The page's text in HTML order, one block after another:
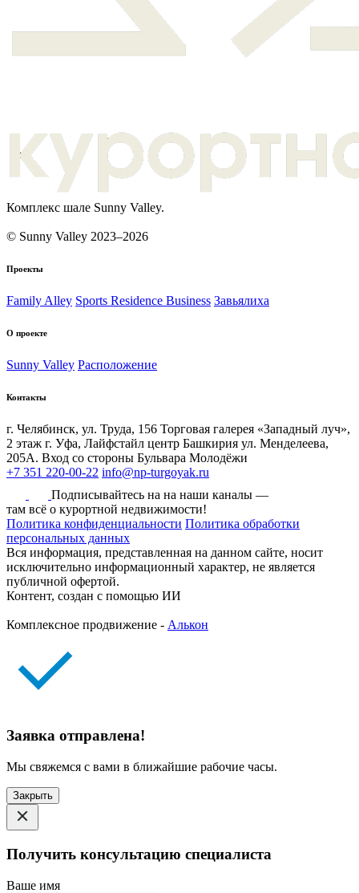
Комплекс шале Sunny Valley.
© Sunny Valley 2023–2026
Проекты
Family Alley Sports Residence Business Завьялиха
О проекте
Sunny Valley Расположение
Контакты
г. Челябинск, ул. Труда, 156 Торговая галерея «Западный луч»,
2 этаж г. Уфа, Лайфстайл центр Башкирия ул. Менделеева,
205А. Вход со стороны Бульвара Молодёжи
+7 351 220-00-22 info@np-turgoyak.ru
Подписывайтесь на на наши каналы —
там всё о курортной недвижимости!
Политика конфиденциальности Политика обработки
персональных данных
Вся информация, представленная на данном сайте, носит
исключительно информационный характер, не является
публичной офертой.
Контент, создан с помощью ИИ
Комплексное продвижение - Алькон
Заявка отправлена!
Мы свяжемся с вами в ближайшие рабочие часы.
Закрыть
Получить консультацию специалиста
Ваше имя